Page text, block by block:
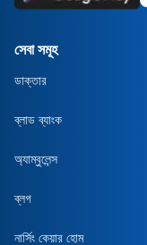
সেবা সমূহ
ডাক্তার
ব্লাড ব্যাংক
অ্যাম্বুলেন্স
ব্লগ
নার্সিং কেয়ার হোম